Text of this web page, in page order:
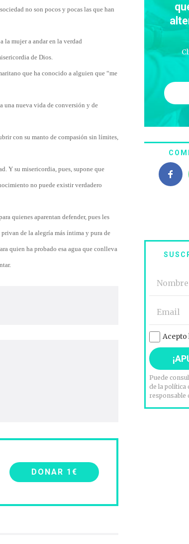
no son pocos y pocas las que han
la mujer a andar en la verdad
de Dios.
que ha conocido a alguien que “me
una nueva vida de conversión y de
con su manto de compasión sin límites,
Y su misericordia, pues, supone que
no puede existir verdadero
quienes aparentan defender, pues les
de la alegría más íntima y pura de
quien ha probado esa agua que conlleva
DONAR 1€
Acepto
Puede
de la